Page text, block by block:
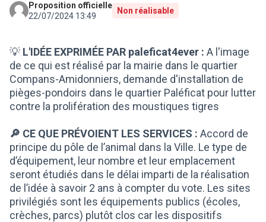
Proposition officielle
22/07/2024 13:49
Non réalisable
💡 L'IDÉE EXPRIMÉE PAR paleficat4ever : A l'image
de ce qui est réalisé par la mairie dans le quartier
Compans-Amidonniers, demande d'installation de
pièges-pondoirs dans le quartier Paléficat pour lutter
contre la prolifération des moustiques tigres
🔎 CE QUE PRÉVOIENT LES SERVICES : Accord de
principe du pôle de l’animal dans la Ville. Le type de
d’équipement, leur nombre et leur emplacement
seront étudiés dans le délai imparti de la réalisation
de l’idée à savoir 2 ans à compter du vote. Les sites
privilégiés sont les équipements publics (écoles,
crèches, parcs) plutôt clos car les dispositifs